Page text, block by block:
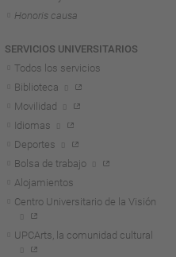
Honoris causa
SERVICIOS UNIVERSITARIOS
Todos los servicios
Biblioteca
Movilidad
Idiomas
Deportes
Bolsa de trabajo
Alojamientos
Centro Universitario de la Visión
UPCArts, la comunidad cultural